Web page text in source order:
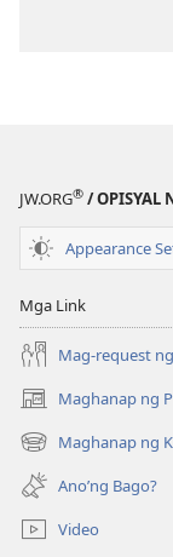
JW.ORG® / OPISYAL
Appearance
Mga Link
Mag-request
Maghanap ng
(may
bubukas
na
bagong
window)
Maghanap ng
(may
bubukas
na
bagong
window)
Ano’ng Bago?
Video